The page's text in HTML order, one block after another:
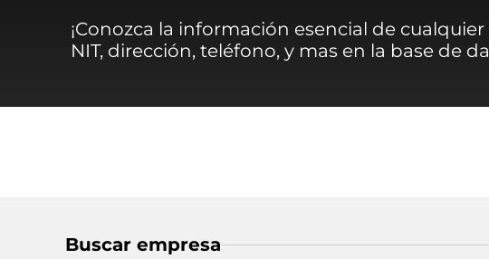
¡Conozca la información esencial de
NIT, dirección, teléfono, y mas en la base de
Buscar empresa